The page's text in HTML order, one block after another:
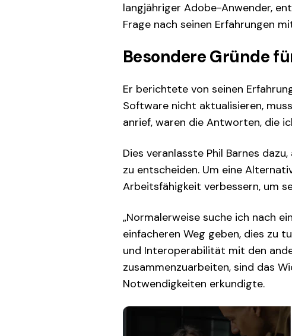
langjähriger Adobe-Anwender,
Frage nach seinen Erfahrungen
Besondere Gründe
Er berichtete von seinen
Software nicht aktualisieren,
anrief, waren die Antworten, die
Dies veranlasste Phil Barnes
zu entscheiden. Um eine
Arbeitsfähigkeit verbessern, um
„Normalerweise suche ich nach
einfacheren Weg geben, dies zu
und Interoperabilität mit den
zusammenzuarbeiten, sind das
Notwendigkeiten erkundigte.